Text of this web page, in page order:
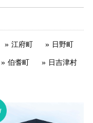
江府町 日野町
伯耆町 日吉津村